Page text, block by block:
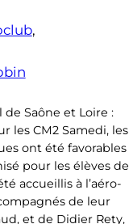
Saône et Loire :
les CM2 Samedi, les
ont été favorables
pour les élèves de
accueillis à l’aéro-
de leur
et de Didier Rety,